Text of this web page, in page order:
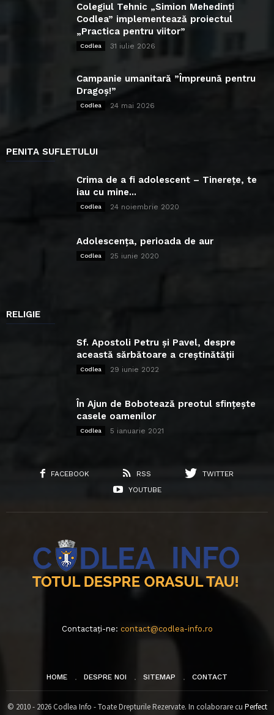
Colegiul Tehnic „Simion Mehedinți
Codlea” implementează proiectul
„Practica pentru viitor”
Codlea 31 iulie 2026
Campanie umanitară ”Împreună pentru
Dragoș!”
Codlea 24 mai 2026
PENITA SUFLETULUI
Crima de a fi adolescent – Tinerețe, te
iau cu mine...
Codlea 24 noiembrie 2020
Adolescența, perioada de aur
Codlea 25 iunie 2020
RELIGIE
Sf. Apostoli Petru și Pavel, despre
această sărbătoare a creștinătății
Codlea 29 iunie 2022
În Ajun de Bobotează preotul sfințește
casele oamenilor
Codlea 5 ianuarie 2021
FACEBOOK RSS
TWITTER
YOUTUBE
Contactați-ne: contact@codlea-info.ro
HOME DESPRE NOI SITEMAP CONTACT
© 2010 - 2026 Codlea Info - Toate Drepturile Rezervate. In colaborare cu Perfect